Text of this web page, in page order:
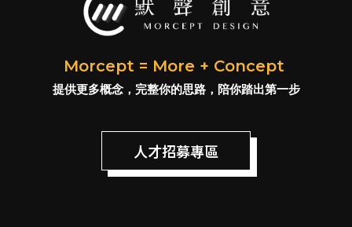
Morcept = More + Concept
提供更多概念，完整你的思路，陪你踏出第一步
人才招募專區